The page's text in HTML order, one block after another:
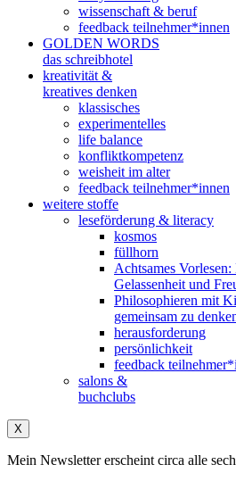
wissenschaft & beruf
feedback teilnehmer*innen
GOLDEN WORDS
das schreibhotel
kreativität &
kreatives denken
klassisches
experimentelles
life balance
konfliktkompetenz
weisheit im alter
feedback teilnehmer*innen
weitere stoffe
leseförderung & literacy
kosmos
füllhorn
Achtsames
Gelassenheit und
Philosophieren mit
gemeinsam zu
herausforderung
persönlichkeit
feedback
salons &
buchclubs
X
Mein Newsletter erscheint circa alle